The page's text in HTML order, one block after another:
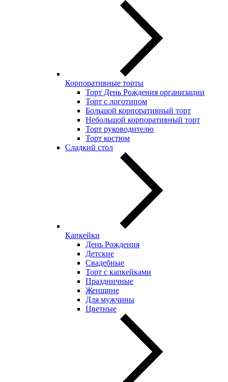
Корпоративные торты
Торт День Рождения организации
Торт с логотипом
Большой корпоративный торт
Небольшой корпоративный торт
Торт руководителю
Торт костюм
Сладкий стол
Капкейки
День Рождения
Детские
Свадебные
Торт с капкейками
Праздничные
Женщине
Для мужчины
Цветные